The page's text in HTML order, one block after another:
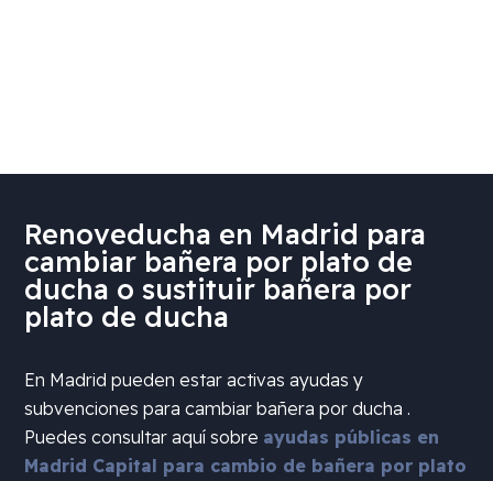
Renoveducha en Madrid para
cambiar bañera por plato de
ducha o sustituir bañera por
plato de ducha
En Madrid pueden estar activas ayudas y
subvenciones para cambiar bañera por ducha .
Puedes consultar aquí sobre ayudas públicas en
Madrid Capital para cambio de bañera por plato